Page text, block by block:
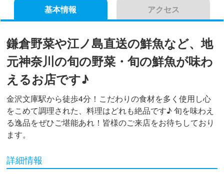
基本情報 アクセス
鎌倉野菜や江ノ島直送の鮮魚など、地
元神奈川の旬の野菜・旬の鮮魚が味わ
えるお店です♪
金沢文庫駅から徒歩4分！こだわりの食材を多く使用し心
をこめて調理された、料理はどれも絶品です♪ 旬を味わえ
る逸品をぜひご堪能あれ！皆様のご来店をお待ちしており
ます。
詳細情報